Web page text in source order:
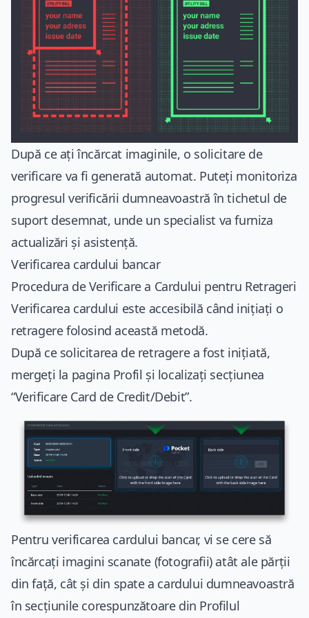
După ce ați încărcat imaginile, o solicitare de
verificare va fi generată automat. Puteți monitoriza
progresul verificării dumneavoastră în tichetul de
suport desemnat, unde un specialist va furniza
actualizări și asistență.
Verificarea cardului bancar
Procedura de Verificare a Cardului pentru Retrageri
Verificarea cardului este accesibilă când inițiați o
retragere folosind această metodă.
După ce solicitarea de retragere a fost inițiată,
mergeți la pagina Profil și localizați secțiunea
“Verificare Card de Credit/Debit”.
Pentru verificarea cardului bancar, vi se cere să
încărcați imagini scanate (fotografii) atât ale părții
din față, cât și din spate a cardului dumneavoastră
în secțiunile corespunzătoare din Profilul